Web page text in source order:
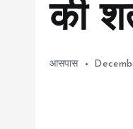
की
आसपास